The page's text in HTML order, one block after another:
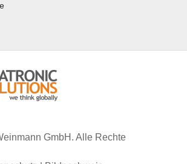
GmbH. Alle Rechte